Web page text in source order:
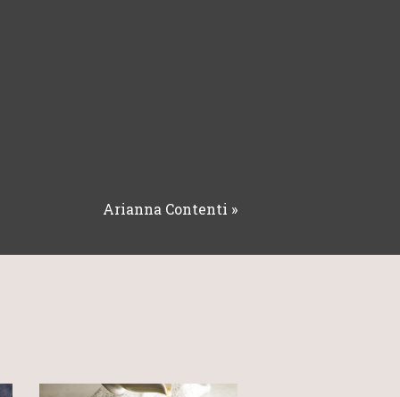
Arianna Contenti »